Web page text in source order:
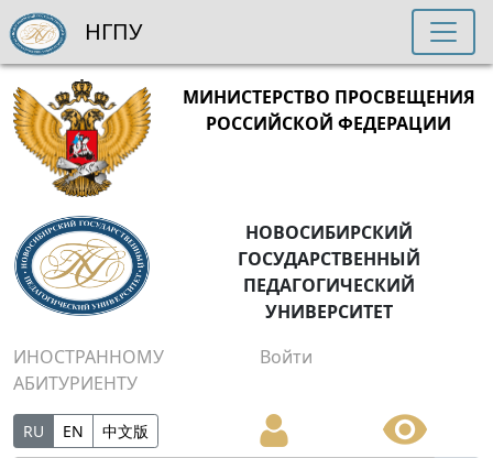
МИНИСТЕРСТВО ПРОСВЕЩЕНИЯ
РОССИЙСКОЙ ФЕДЕРАЦИИ
НОВОСИБИРСКИЙ
ГОСУДАРСТВЕННЫЙ
ПЕДАГОГИЧЕСКИЙ
УНИВЕРСИТЕТ
ИНОСТРАННОМУ
АБИТУРИЕНТУ
Войти
RU EN 中文版
НГПУ